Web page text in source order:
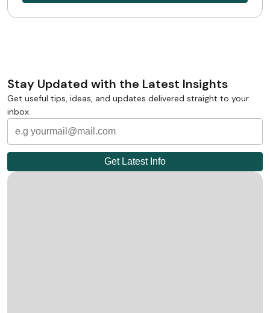
Stay Updated with the Latest Insights
Get useful tips, ideas, and updates delivered straight to your
inbox.